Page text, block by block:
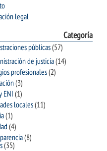
legal
Categoría
públicas(57)
de justicia(14)
profesionales(2)
(3)
ENI (1)
locales(11)
(1)
(4)
(8)
(35)